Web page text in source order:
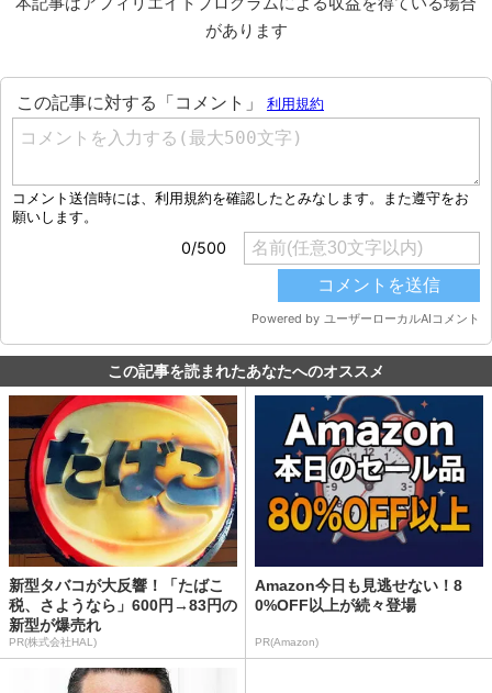
があります
この記事を読まれたあなたへのオススメ
新型タバコが大反響！「たばこ
税、さようなら」600円→83円の
新型が爆売れ
PR(株式会社HAL)
Amazon今日も見逃せない！8
0%OFF以上が続々登場
PR(Amazon)